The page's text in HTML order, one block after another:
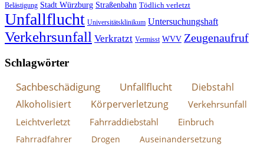
Belästigung Stadt Würzburg Straßenbahn Tödlich verletzt
Unfallflucht Universitätsklinikum Untersuchungshaft
Verkehrsunfall Verkratzt Vermisst WVV Zeugenaufruf
Schlagwörter
Sachbeschädigung Unfallflucht
Diebstahl
Alkoholisiert
Körperverletzung Verkehrsunfall
Leichtverletzt Fahrraddiebstahl Einbruch
Fahrradfahrer Drogen
Auseinandersetzung